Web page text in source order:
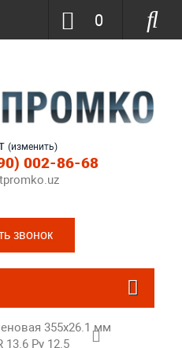
(изменить)
002-86-68
звонок
0